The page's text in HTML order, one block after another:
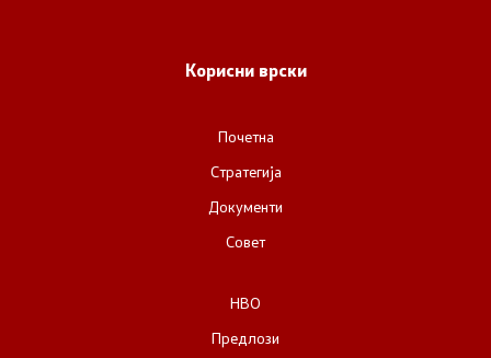
Корисни врски
Почетна
Стратегија
Документи
Совет
НВО
Предлози